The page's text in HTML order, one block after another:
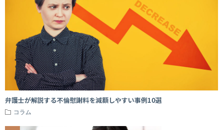
弁護士が解説する不倫慰謝料を減額しやすい事例10選
コラム